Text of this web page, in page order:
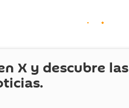
X y descubre las